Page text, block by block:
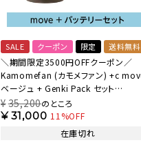
SALE クーポン 限定 送料無料
＼期間限定3500円OFFクーポン／
Kamomefan (カモメファン) +c move
ベージュ + Genki Pack セット
23ABBP【KA】
¥35,200のところ
¥31,000 11%OFF
在庫切れ